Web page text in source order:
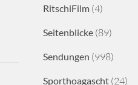
RitschiFilm (4)
Seitenblicke (89)
Sendungen (998)
Sporthoagascht (24)